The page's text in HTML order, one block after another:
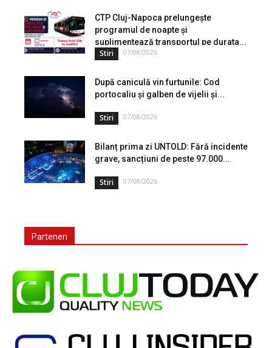
de peste...
CTP Cluj-Napoca prelungește
programul de noapte și
suplimentează transportul pe durata...
Stiri 07/08/2026
După caniculă vin furtunile: Cod
portocaliu și galben de vijelii și...
Stiri 07/08/2026
Bilanț prima zi UNTOLD: Fără incidente
grave, sancțiuni de peste 97.000...
Stiri 07/08/2026
Parteneri